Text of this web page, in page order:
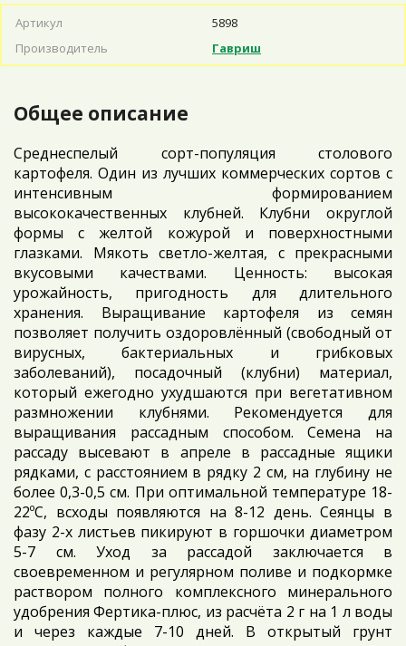
Артикул
5898
Производитель
Гавриш
Общее описание
Среднеспелый сорт-популяция столового
картофеля. Один из лучших коммерческих сортов с
интенсивным формированием
высококачественных клубней. Клубни округлой
формы с желтой кожурой и поверхностными
глазками. Мякоть светло-желтая, с прекрасными
вкусовыми качествами. Ценность: высокая
урожайность, пригодность для длительного
хранения. Выращивание картофеля из семян
позволяет получить оздоровлённый (свободный от
вирусных, бактериальных и грибковых
заболеваний), посадочный (клубни) материал,
который ежегодно ухудшаются при вегетативном
размножении клубнями. Рекомендуется для
выращивания рассадным способом. Семена на
рассаду высевают в апреле в рассадные ящики
рядками, с расстоянием в рядку 2 см, на глубину не
более 0,3-0,5 см. При оптимальной температуре 18-
22ºС, всходы появляются на 8-12 день. Сеянцы в
фазу 2-х листьев пикируют в горшочки диаметром
5-7 см. Уход за рассадой заключается в
своевременном и регулярном поливе и подкормке
раствором полного комплексного минерального
удобрения Фертика-плюс, из расчёта 2 г на 1 л воды
и через каждые 7-10 дней. В открытый грунт